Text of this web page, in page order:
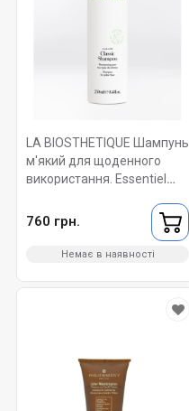
LA BIOSTHETIQUE Шампунь
м'який для щоденного
використання. Essentiel
760 грн.
Немає в наявності